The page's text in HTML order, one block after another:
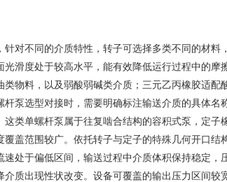
对不同的介质特性，转子可选择多类不同的材料
滑度处于较高水平，能有效降低运行过程中的摩
物料，以及弱酸弱碱类介质；三元乙丙橡胶适配
泵选型对接时，需要明确标注输送介质的具体名
类单螺杆泵属于往复啮合结构的容积式泵，定子
盖范围较广。依托转子与定子的特殊几何开口结
处于偏低区间，输送过程中介质体积保持稳定，
质出现性状改变。设备可覆盖的输出压力区间较